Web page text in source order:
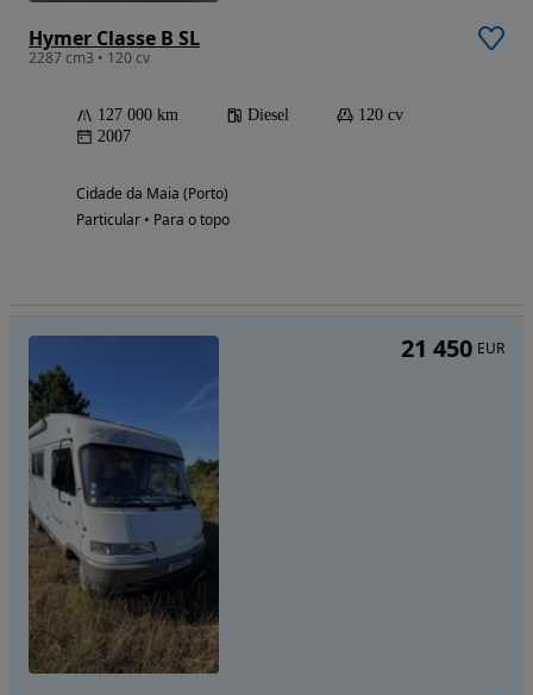
Hymer Classe B SL
2287 cm3 • 120 cv
127 000 km Diesel
120 cv
2007
Cidade da Maia (Porto)
Particular • Para o topo
21 450 EUR